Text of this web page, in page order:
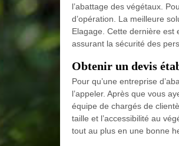
l’abattage des végétaux.
d’opération. La meilleure
Elagage. Cette dernière est
assurant la sécurité des
Obtenir un devis
Pour qu’une entreprise
l’appeler. Après que vous
équipe de chargés de
taille et l’accessibilité au
tout au plus en une bonne